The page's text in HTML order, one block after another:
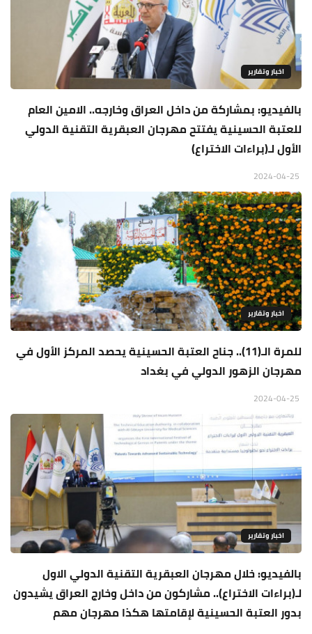
اخبار وتقارير
بالفيديو: بمشاركة من داخل العراق وخارجه.. الامين العام
للعتبة الحسينية يفتتح مهرجان العبقرية التقنية الدولي
الأول لـ(براءات الاختراع)
اخبار وتقارير
للمرة الـ(11).. جناح العتبة الحسينية يحصد المركز الأول في
مهرجان الزهور الدولي في بغداد
اخبار وتقارير
بالفيديو: خلال مهرجان العبقرية التقنية الدولي الاول
لـ(براءات الاختراع).. مشاركون من داخل وخارج العراق يشيدون
بدور العتبة الحسينية لإقامتها هكذا مهرجان مهم